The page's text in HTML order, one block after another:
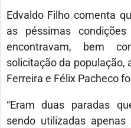
Edvaldo Filho comenta
as péssimas
encontravam, bem
solicitação da população,
Ferreira e Félix Pacheco
“Eram duas paradas
sendo utilizadas